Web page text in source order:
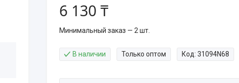
6 130 ₸
Минимальный заказ — 2 шт.
В наличии Только оптом Код: 31094N68